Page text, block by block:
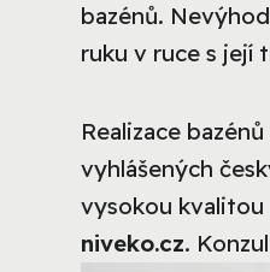
bazénů.
ruku v ruce s její
Realizace
vyhlášených
vysokou kvalitou
niveko.cz.